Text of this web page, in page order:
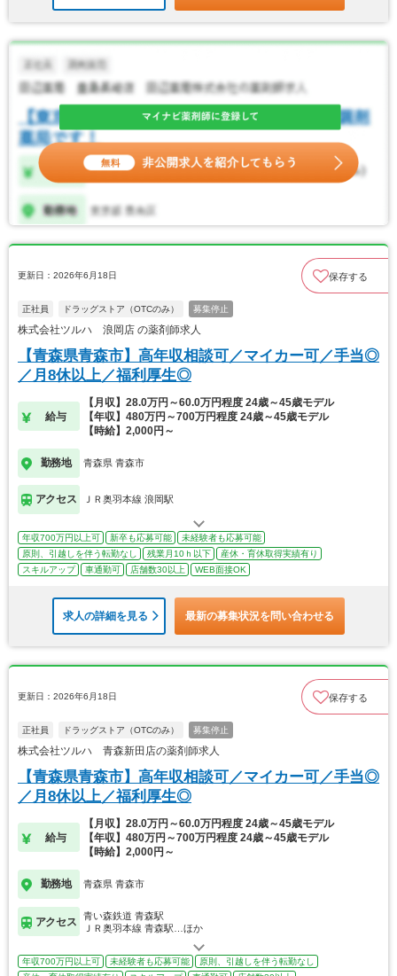
更新日：2026年6月18日 保存する
正社員 ドラッグストア（OTCのみ） 募集停止
株式会社ツルハ 浪岡店 の薬剤師求人
【青森県青森市】高年収相談可／マイカー可／手当◎
／月8休以上／福利厚生◎
給与
【月収】28.0万円～60.0万円程度 24歳～45歳モデル
【年収】480万円～700万円程度 24歳～45歳モデル
【時給】2,000円～
勤務地 青森県 青森市
アクセス ＪＲ奥羽本線 浪岡駅
年収700万円以上可 新卒も応募可能
未経験者も応募可能
原則、引越しを伴う転勤なし
残業月10ｈ以下
産休・育休取得実績有り
スキルアップ
車通勤可 店舗数30以上 WEB面接OK
求人の詳細を見る 最新の募集状況を問い合わせる
更新日：2026年6月18日 保存する
正社員 ドラッグストア（OTCのみ） 募集停止
株式会社ツルハ 青森新田店の薬剤師求人
【青森県青森市】高年収相談可／マイカー可／手当◎
／月8休以上／福利厚生◎
給与
【月収】28.0万円～60.0万円程度 24歳～45歳モデル
【年収】480万円～700万円程度 24歳～45歳モデル
【時給】2,000円～
勤務地 青森県 青森市
アクセス
青い森鉄道 青森駅
ＪＲ奥羽本線 青森駅…ほか
年収700万円以上可 未経験者も応募可能
原則、引越しを伴う転勤なし